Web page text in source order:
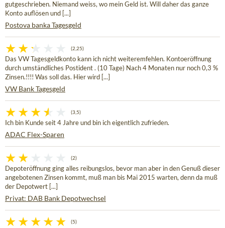
gutgeschrieben. Niemand weiss, wo mein Geld ist. Will daher das ganze
Konto auflösen und [...]
Postova banka Tagesgeld
(2,25)
Das VW Tagesgeldkonto kann ich nicht weiteremfehlen. Kontoeröffnung
durch umständliches Postident . (10 Tage) Nach 4 Monaten nur noch 0,3 %
Zinsen.!!!! Was soll das. Hier wird [...]
VW Bank Tagesgeld
(3,5)
Ich bin Kunde seit 4 Jahre und bin ich eigentlich zufrieden.
ADAC Flex-Sparen
(2)
Depoteröffnung ging alles reibungslos, bevor man aber in den Genuß dieser
angebotenen Zinsen kommt, muß man bis Mai 2015 warten, denn da muß
der Depotwert [...]
Privat: DAB Bank Depotwechsel
(5)